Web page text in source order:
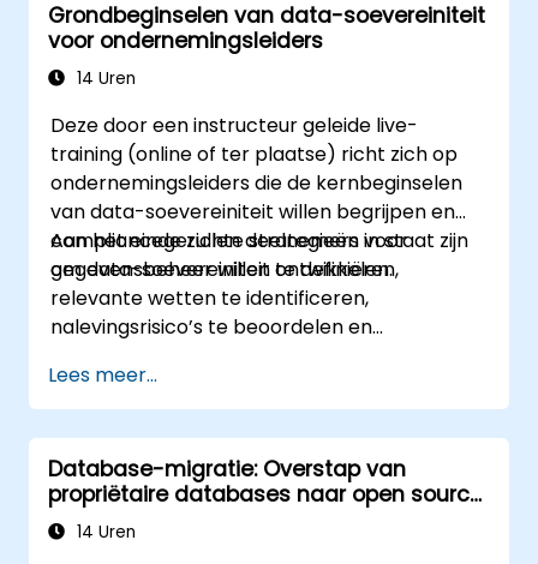
Grondbeginselen van data-soevereiniteit
voor ondernemingsleiders
14 Uren
Deze door een instructeur geleide live-
training (online of ter plaatse) richt zich op
ondernemingsleiders die de kernbeginselen
van data-soevereiniteit willen begrijpen en
compliancegerichte strategieën voor
gegevensbeheer willen ontwikkelen.
Aan het einde zullen deelnemers in staat zijn
om data-soevereiniteit te definiëren,
relevante wetten te identificeren,
nalevingsrisico’s te beoordelen en
gegevensbeheer te implementeren.
Lees meer...
Database-migratie: Overstap van
propriëtaire databases naar open source
– Strategieën voor het migreren van
Oracle en SQL Server naar PostgreSQL
14 Uren